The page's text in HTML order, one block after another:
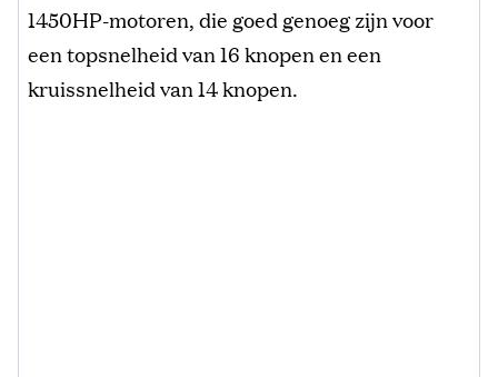
1450HP-motoren, die goed genoeg zijn voor
een topsnelheid van 16 knopen en een
kruissnelheid van 14 knopen.